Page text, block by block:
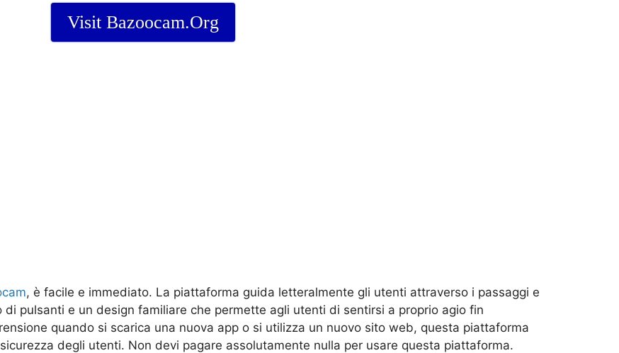
Visit Bazoocam.Org
, è facile e immediato. La piattaforma guida letteralmente gli utenti attraverso i passaggi e
pulsanti e un design familiare che permette agli utenti di sentirsi a proprio agio fin
quando si scarica una nuova app o si utilizza un nuovo sito web, questa piattaforma
degli utenti. Non devi pagare assolutamente nulla per usare questa piattaforma.